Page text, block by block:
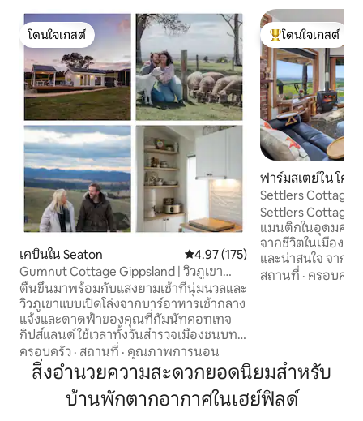
โดนใจเกสต์
โดนใจเกสต์
เคบินใน Seaton คะแนนเฉลี่ย 4.97 จาก 5, 175 รีวิว
4.97 (175)
Gumnut Cottage Gippsland | วิวภูเขา
King Fire
ตื่นขึ้นมาพร้อมกับแสงยามเช้าที่นุ่มนวลและ
วิวภูเขาแบบเปิดโล่งจากบาร์อาหารเช้ากลาง
แจ้งและดาดฟ้าของคุณที่กัมนัทคอทเทจ
กิปส์แลนด์ ใช้เวลาทั้งวันสำรวจเมืองชนบท
โรงไวน์ โรงเบียร์ เส้นทางเดินป่า หรือ
ทะเลสาบเกลนแม็กกี้ที่อยู่ห่างออกไปเพียง
10 นาที เมื่อเย็นลง กลับมาจากผับท้องถิ่น
เพื่อดื่มเครื่องดื่มชมพระอาทิตย์ตกภายใต้
แสงไฟสวยงาม ดูหนังสบายๆ หรือเล่นเกม
ครอบครัว · สถานที่ · คุณภาพการนอน
โดนใจเกสต์ที่สุด
โดนใจเกสต์
ฟาร์มสเตย์ใน โครั
Settlers Cottage
Settlers Cottage
แมนติกในอุดมคติ
จากชีวิตในเมือง
และน่าสนใจ จากระเบียงหินบลูสโตน คุณ
สามารถผ่อนคลาย
5 นาทีถึงเขตการป
มีคาเฟ่และร้านอา
ค้นหา 'Settlers
สถานที่ · ครอบครัว
สิ่งอำนวยความสะดวกยอดนิยมสำหรับ
บ้านพักตากอากาศในเฮย์ฟิลด์